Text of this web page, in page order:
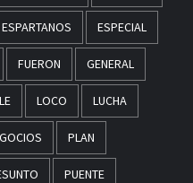
ESPARTANOS ESPECIAL
FUERON GENERAL
LOCO LUCHA
PLAN
PUENTE